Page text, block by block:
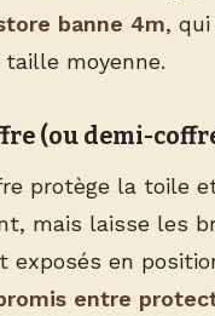
banne 4m,
moyenne.
(ou demi-
protège la toile
mais laisse les
exposés en
entre